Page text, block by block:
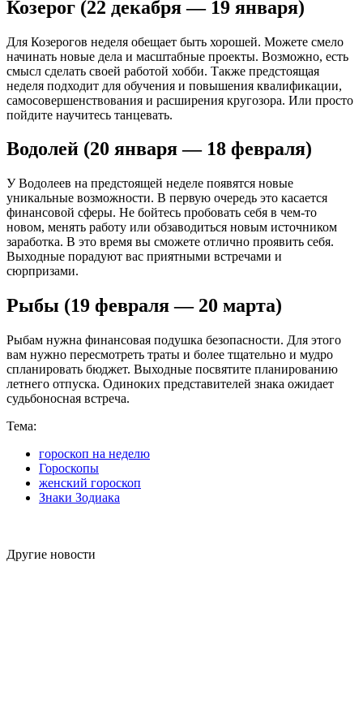
Козерог (22 декабря — 19 января)
Для Козерогов неделя обещает быть хорошей. Можете смело
начинать новые дела и масштабные проекты. Возможно, есть
смысл сделать своей работой хобби. Также предстоящая
неделя подходит для обучения и повышения квалификации,
самосовершенствования и расширения кругозора. Или просто
пойдите научитесь танцевать.
Водолей (20 января — 18 февраля)
У Водолеев на предстоящей неделе появятся новые
уникальные возможности. В первую очередь это касается
финансовой сферы. Не бойтесь пробовать себя в чем-то
новом, менять работу или обзаводиться новым источником
заработка. В это время вы сможете отлично проявить себя.
Выходные порадуют вас приятными встречами и
сюрпризами.
Рыбы (19 февраля — 20 марта)
Рыбам нужна финансовая подушка безопасности. Для этого
вам нужно пересмотреть траты и более тщательно и мудро
спланировать бюджет. Выходные посвятите планированию
летнего отпуска. Одиноких представителей знака ожидает
судьбоносная встреча.
Тема:
гороскоп на неделю
Гороскопы
женский гороскоп
Знаки Зодиака
Другие новости